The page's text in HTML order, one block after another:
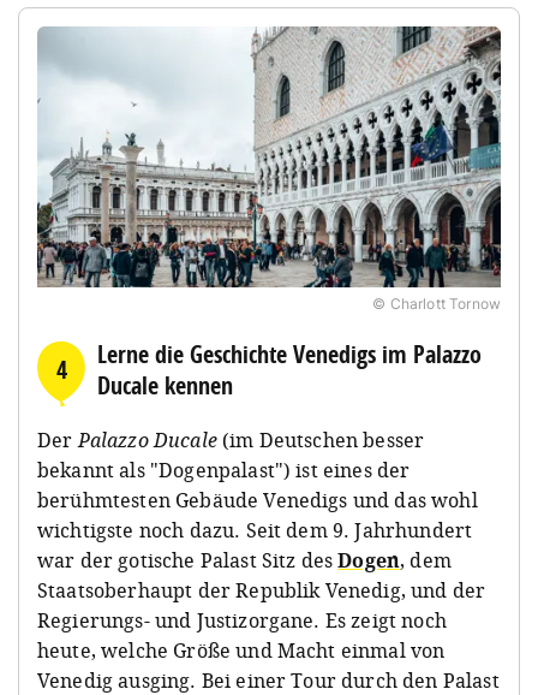
© Charlott Tornow
4
Lerne die Geschichte Venedigs im Palazzo
Ducale kennen
DerPalazzo Ducale(im Deutschen besser
bekannt als "Dogenpalast") ist eines der
berühmtesten Gebäude Venedigs und das wohl
wichtigste noch dazu. Seit dem 9. Jahrhundert
war der gotische Palast Sitz desDogen, dem
Staatsoberhaupt der Republik Venedig, und der
Regierungs- und Justizorgane. Es zeigt noch
heute, welche Größe und Macht einmal von
Venedig ausging. Bei einer Tour durch den Palast